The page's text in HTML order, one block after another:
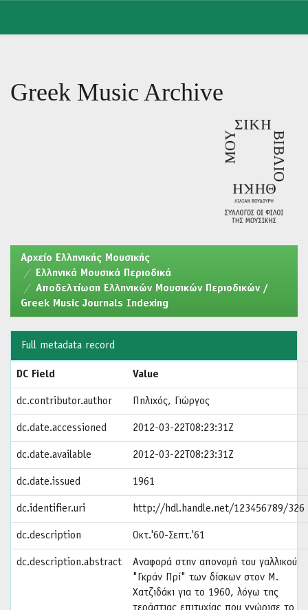
Greek Music Archive
Aρχείο Ελληνικής Μουσικής
Ελληνικά Μουσικά Περιοδικά
Αποδελτίωση Ελληνικών Μουσικών Περιοδικών /
Greek Music Journals Indexing
Full metadata record
DC Field Value
dc.contributor.author Πηλιχός, Γιώργος
dc.date.accessioned 2012-03-22T08:23:31Z
dc.date.available 2012-03-22T08:23:31Z
dc.date.issued 1961
dc.identifier.uri http://hdl.handle.net/123456789/326
dc.description Οκτ.'60-Σεπτ.'61
dc.description.abstract
Αναφορά στην απονομή του γαλλικού
"Γκράν Πρί" των δίσκων στον Μ.
Χατζιδάκι για το 1960, λόγω της